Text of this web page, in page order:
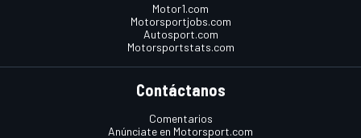
Motor1.com
Motorsportjobs.com
Autosport.com
Motorsportstats.com
Contáctanos
Comentarios
Anúnciate en Motorsport.com